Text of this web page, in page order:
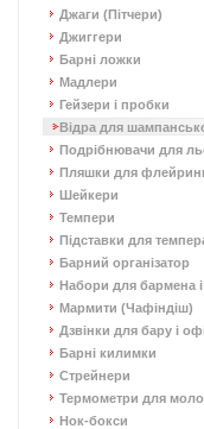
Джаги (Пітчери)
Джиггери
Барні ложки
Мадлери
Гейзери і пробки
Відра для
Подрібнювачи для
Пляшки для
Шейкери
Темпери
Підставки для
Барний організатор
Набори для бармена і
Мармити (Чафіндіш)
Дзвінки для бару і
Барні килимки
Стрейнери
Термометри для
Нок-бокси